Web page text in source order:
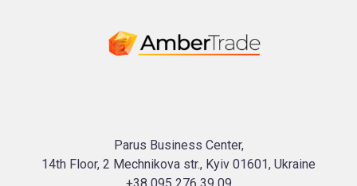
Parus Business Center,
14th Floor, 2 Mechnikova str., Kyiv 01601, Ukraine